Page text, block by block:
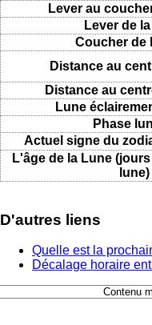
Lever au
Lever de
Coucher de
Distance au
Distance au
Lune
Phase
Actuel signe du
L'âge de la Lune
lune)
D'autres liens
Quelle est la
Décalage horaire
Contenu